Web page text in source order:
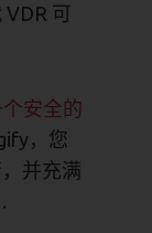
可
个安全的
，您
并充满